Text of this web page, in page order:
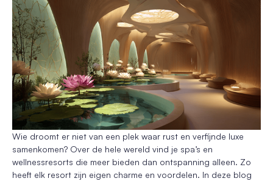
Wie droomt er niet van een plek waar rust en verfijnde luxe
samenkomen? Over de hele wereld vind je spa’s en
wellnessresorts die meer bieden dan ontspanning alleen. Zo
heeft elk resort zijn eigen charme en voordelen. In deze blog